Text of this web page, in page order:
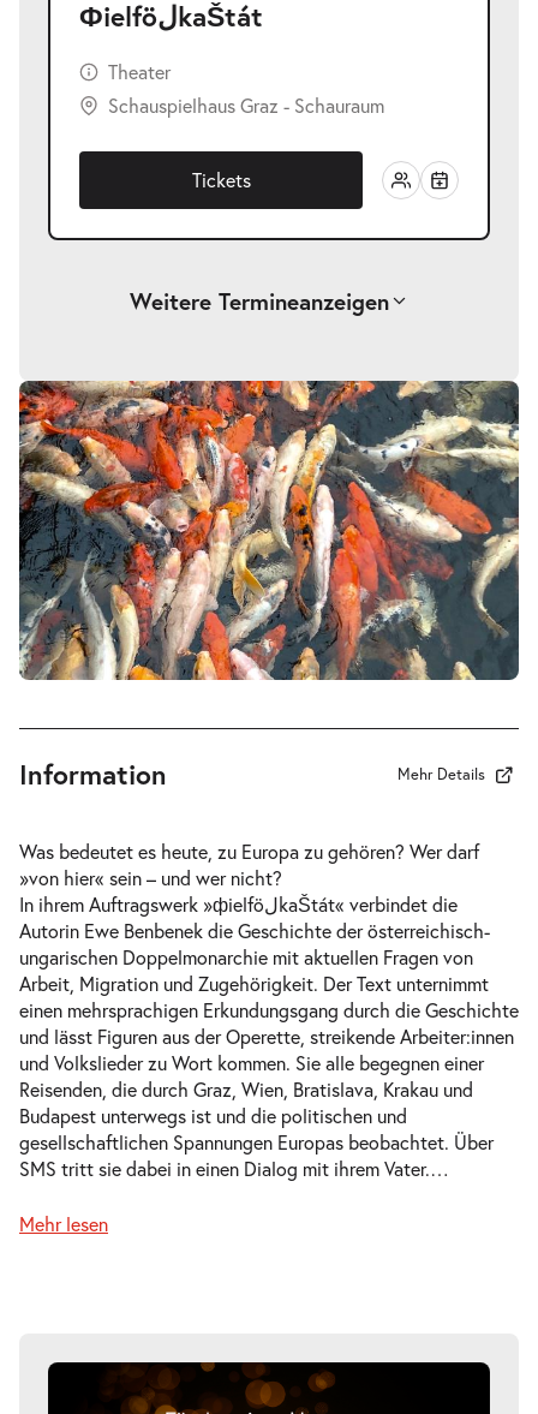
ФielföلkaŠtát
Theater
Schauspielhaus Graz - Schauraum
Tickets
Weitere Termineanzeigen
ФielföلkaŠtát-
Sa.
26.09.2026
Sa. 26.09.2026
20:00 Uhr
Tickets
ФielföلkaŠtát-
Di.
29.09.2026
Di. 29.09.2026
Tickets
ФielföلkaŠtát-
Di.
06.10.2026
Di. 06.10.2026
20:00 Uhr
Tickets
ФielföلkaŠtát-
Mi.
14.10.2026
Mi. 14.10.2026
20:00 Uhr
Tickets
15.10.2026
20:00 Uhr
Tickets
Information Mehr Details
Was bedeutet es heute, zu Europa zu gehören? Wer darf
»von hier« sein – und wer nicht?
In ihrem Auftragswerk »фielföلkaŠtát« verbindet die
Autorin Ewe Benbenek die Geschichte der österreichisch-
ungarischen Doppelmonarchie mit aktuellen Fragen von
Arbeit, Migration und Zugehörigkeit. Der Text unternimmt
einen mehrsprachigen Erkundungsgang durch die Geschichte
und lässt Figuren aus der Operette, streikende Arbeiter:innen
und Volkslieder zu Wort kommen. Sie alle begegnen einer
Reisenden, die durch Graz, Wien, Bratislava, Krakau und
Budapest unterwegs ist und die politischen und
gesellschaftlichen Spannungen Europas beobachtet. Über
SMS tritt sie dabei in einen Dialog mit ihrem Vater.…
Mehr lesen